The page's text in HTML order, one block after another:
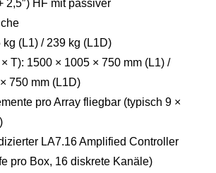
2,5″) HF mit passiver
(L1) / 239 kg (L1D)
T): 1500 × 1005 × 750 mm (L1) /
750 mm (L1D)
pro Array fliegbar (typisch 9 ×
LA7.16 Amplified Controller
pro Box, 16 diskrete Kanäle)